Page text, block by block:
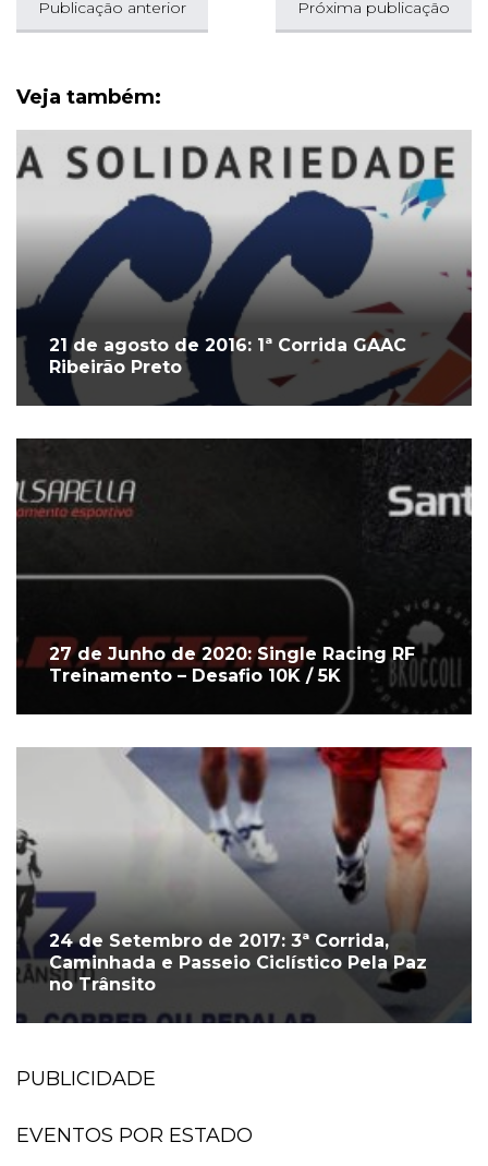
Publicação anterior Próxima publicação
Veja também:
21 de agosto de 2016: 1ª Corrida GAAC
Ribeirão Preto
27 de Junho de 2020: Single Racing RF
Treinamento – Desafio 10K / 5K
24 de Setembro de 2017: 3ª Corrida,
Caminhada e Passeio Ciclístico Pela Paz
no Trânsito
PUBLICIDADE
EVENTOS POR ESTADO